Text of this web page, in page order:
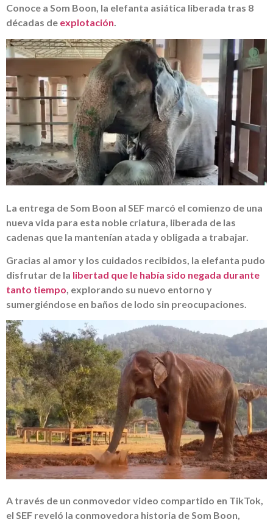
Conoce a Som Boon, la elefanta asiática liberada tras 8
décadas de explotación.
La entrega de Som Boon al SEF marcó el comienzo de una
nueva vida para esta noble criatura, liberada de las
cadenas que la mantenían atada y obligada a trabajar.
Gracias al amor y los cuidados recibidos, la elefanta pudo
disfrutar de la libertad que le había sido negada durante
tanto tiempo, explorando su nuevo entorno y
sumergiéndose en baños de lodo sin preocupaciones.
A través de un conmovedor video compartido en TikTok,
el SEF reveló la conmovedora historia de Som Boon,